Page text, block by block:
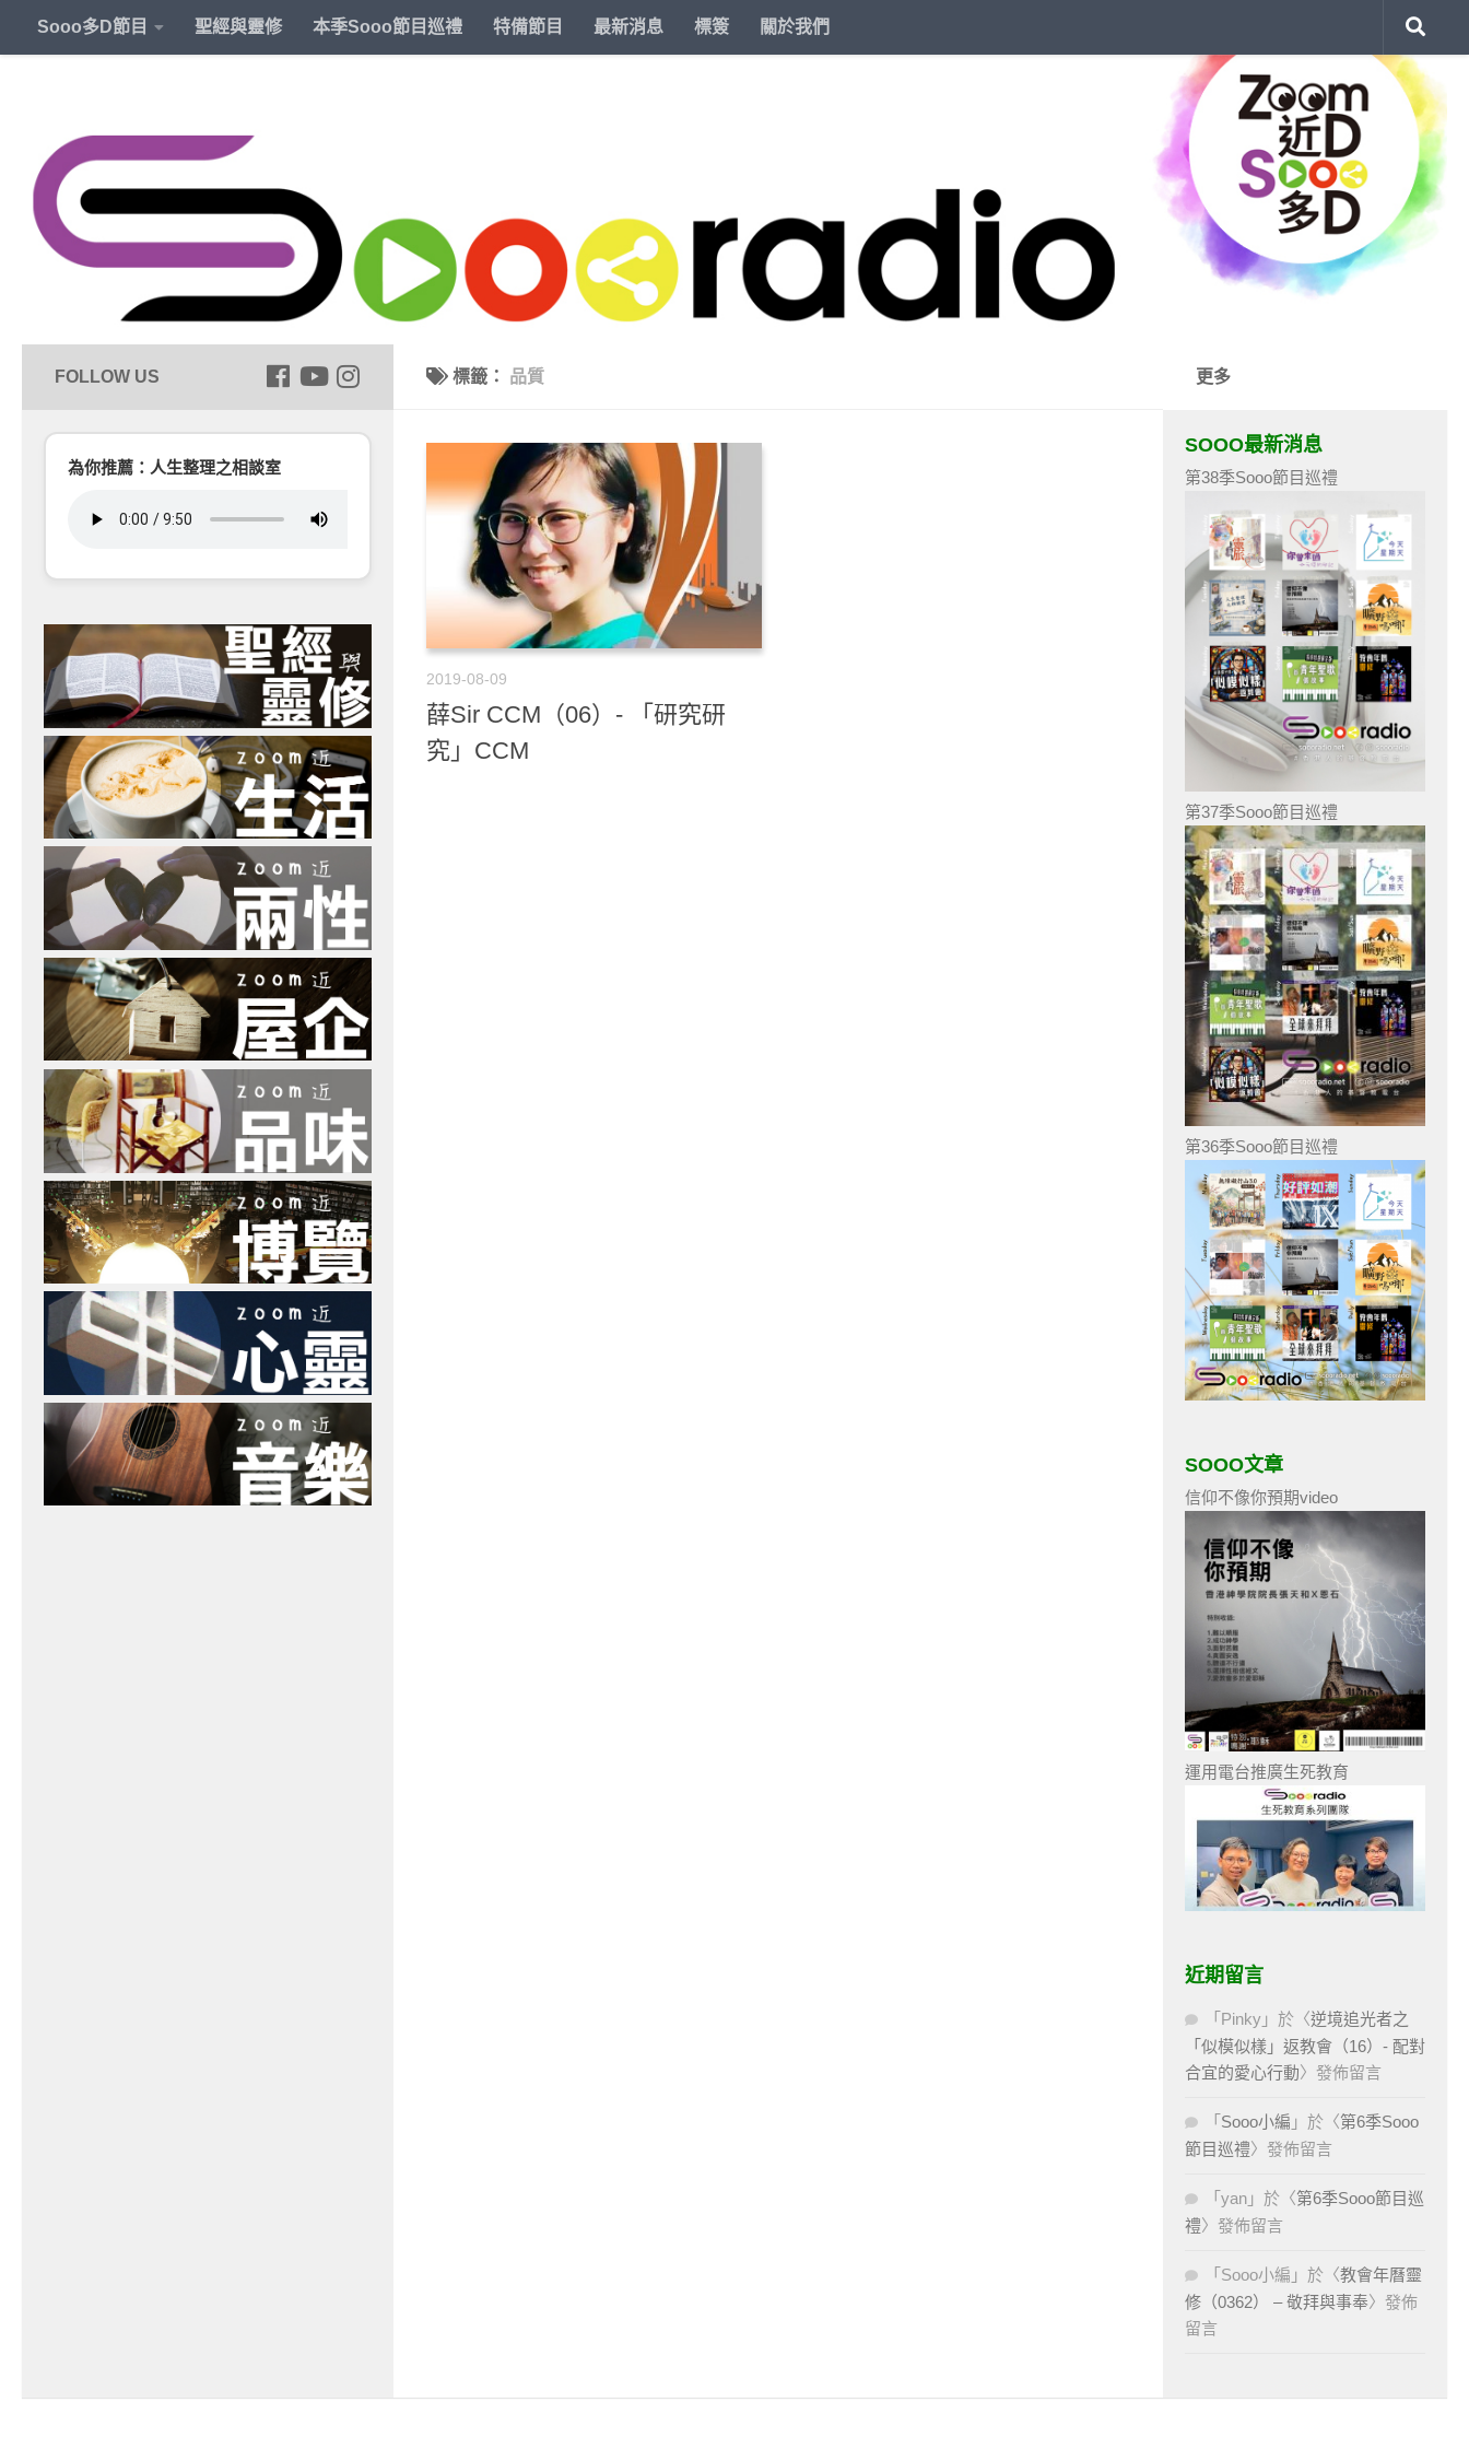
Sooo多D節目 聖經與靈修 本季Sooo節目巡禮 特備節目 最新消息 標簽 關於我們
標籤： 品質
2019-08-09
薛Sir CCM（06）- 「研究研
究」CCM
為你推薦：人生整理之相談室
更多
SOOO最新消息
第38季Sooo節目巡禮
第37季Sooo節目巡禮
第36季Sooo節目巡禮
SOOO文章
信仰不像你預期video
運用電台推廣生死教育
近期留言
「 Pinky 」於〈逆境追光者之
「似模似樣」返教會（16）- 配對
合宜的愛心行動〉發佈留言
「 Sooo小編 」於〈第6季Sooo
節目巡禮〉發佈留言
「 yan 」於〈第6季Sooo節目巡
禮〉發佈留言
「 Sooo小編 」於〈教會年曆靈
修（0362） – 敬拜與事奉〉發佈
留言